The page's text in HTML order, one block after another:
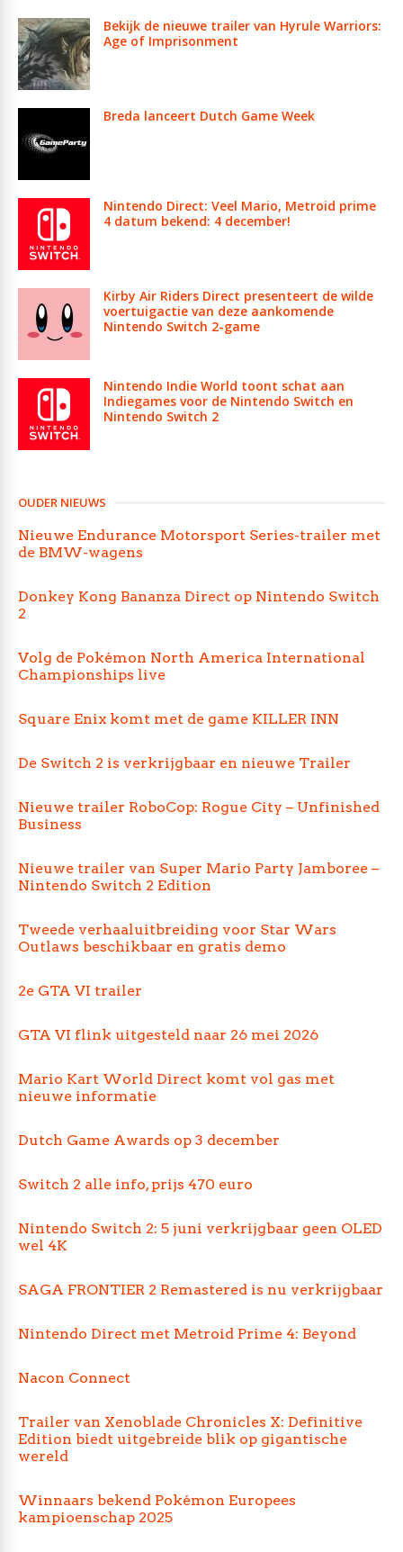
Bekijk de nieuwe trailer van Hyrule Warriors:
Age of Imprisonment
Breda lanceert Dutch Game Week
Nintendo Direct: Veel Mario, Metroid prime
4 datum bekend: 4 december!
Kirby Air Riders Direct presenteert de wilde
voertuigactie van deze aankomende
Nintendo Switch 2-game
Nintendo Indie World toont schat aan
Indiegames voor de Nintendo Switch en
Nintendo Switch 2
OUDER NIEUWS
Nieuwe Endurance Motorsport Series-trailer met
de BMW-wagens
Donkey Kong Bananza Direct op Nintendo Switch
2
Volg de Pokémon North America International
Championships live
Square Enix komt met de game KILLER INN
De Switch 2 is verkrijgbaar en nieuwe Trailer
Nieuwe trailer RoboCop: Rogue City – Unfinished
Business
Nieuwe trailer van Super Mario Party Jamboree –
Nintendo Switch 2 Edition
Tweede verhaaluitbreiding voor Star Wars
Outlaws beschikbaar en gratis demo
2e GTA VI trailer
GTA VI flink uitgesteld naar 26 mei 2026
Mario Kart World Direct komt vol gas met
nieuwe informatie
Dutch Game Awards op 3 december
Switch 2 alle info, prijs 470 euro
Nintendo Switch 2: 5 juni verkrijgbaar geen OLED
wel 4K
SAGA FRONTIER 2 Remastered is nu verkrijgbaar
Nintendo Direct met Metroid Prime 4: Beyond
Nacon Connect
Trailer van Xenoblade Chronicles X: Definitive
Edition biedt uitgebreide blik op gigantische
wereld
Winnaars bekend Pokémon Europees
kampioenschap 2025